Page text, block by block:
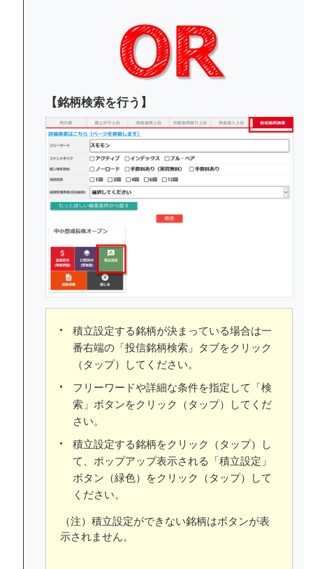
【銘柄検索を行う】
積立設定する銘柄が決まっている場合は一
番右端の「投信銘柄検索」タブをクリック
（タップ）してください。
フリーワードや詳細な条件を指定して「検
索」ボタンをクリック（タップ）してくだ
さい。
積立設定する銘柄をクリック（タップ）し
て、ポップアップ表示される「積立設定」
ボタン（緑色）をクリック（タップ）して
ください。
（注）積立設定ができない銘柄はボタンが表
示されません。